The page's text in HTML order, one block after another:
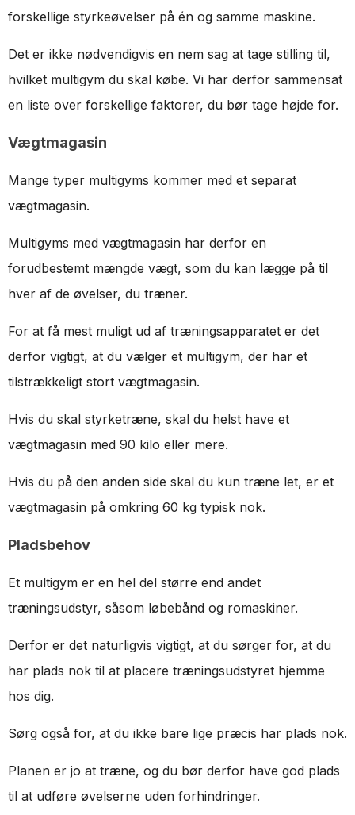
forskellige styrkeøvelser på én og samme maskine.
Det er ikke nødvendigvis en nem sag at tage stilling til,
hvilket multigym du skal købe. Vi har derfor sammensat
en liste over forskellige faktorer, du bør tage højde for.
Vægtmagasin
Mange typer multigyms kommer med et separat
vægtmagasin.
Multigyms med vægtmagasin har derfor en
forudbestemt mængde vægt, som du kan lægge på til
hver af de øvelser, du træner.
For at få mest muligt ud af træningsapparatet er det
derfor vigtigt, at du vælger et multigym, der har et
tilstrækkeligt stort vægtmagasin.
Hvis du skal styrketræne, skal du helst have et
vægtmagasin med 90 kilo eller mere.
Hvis du på den anden side skal du kun træne let, er et
vægtmagasin på omkring 60 kg typisk nok.
Pladsbehov
Et multigym er en hel del større end andet
træningsudstyr, såsom løbebånd og romaskiner.
Derfor er det naturligvis vigtigt, at du sørger for, at du
har plads nok til at placere træningsudstyret hjemme
hos dig.
Sørg også for, at du ikke bare lige præcis har plads nok.
Planen er jo at træne, og du bør derfor have god plads
til at udføre øvelserne uden forhindringer.